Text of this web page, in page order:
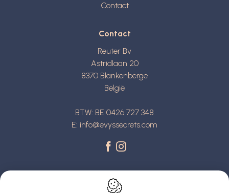
Contact
Contact
Reuter Bv
Astridlaan 20
8370 Blankenberge
België
BTW: BE 0426 727 348
E: info@evyssecrets.com